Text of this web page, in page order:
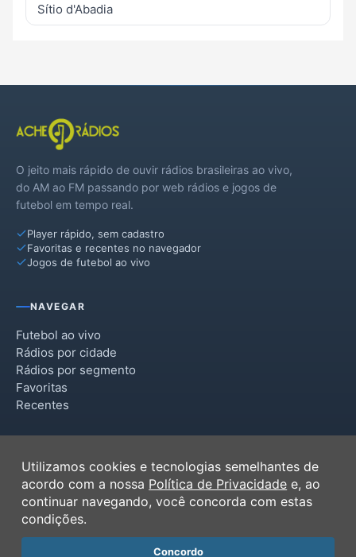
Sítio d'Abadia
O jeito mais rápido de ouvir rádios brasileiras ao vivo,
do AM ao FM passando por web rádios e jogos de
futebol em tempo real.
Player rápido, sem cadastro
Favoritas e recentes no navegador
Jogos de futebol ao vivo
NAVEGAR
Futebol ao vivo
Rádios por cidade
Rádios por segmento
Favoritas
Recentes
Termos de Uso
Política de Privacidade
Ferramentas
Contato
Utilizamos cookies e tecnologias semelhantes de
acordo com a nossa Política de Privacidade e, ao
continuar navegando, você concorda com estas
condições.
Concordo